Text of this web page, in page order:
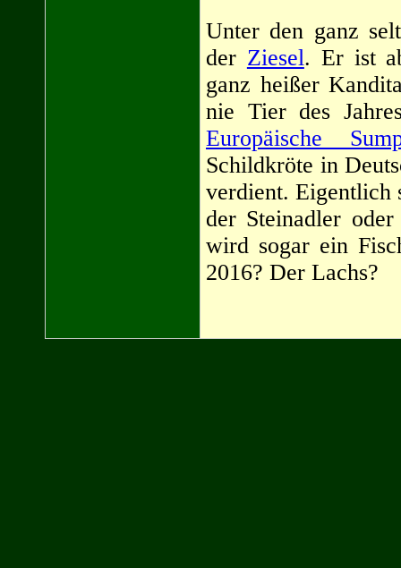
Unter den ganz
der Ziesel. Er ist
ganz heißer
nie Tier des
Europäische
Schildkröte in
verdient. Eigentlich
der Steinadler
wird sogar ein
2016? Der Lachs?